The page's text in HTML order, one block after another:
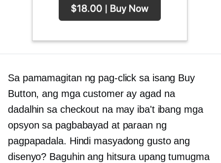
Sa pamamagitan ng pag-click sa isang Buy
Button, ang mga customer ay agad na
dadalhin sa checkout na may iba't ibang mga
opsyon sa pagbabayad at paraan ng
pagpapadala. Hindi masyadong gusto ang
disenyo? Baguhin ang hitsura upang tumugma